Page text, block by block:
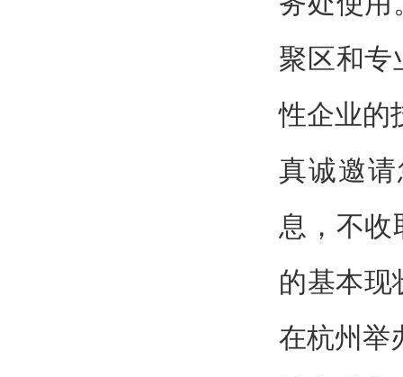
聚区和专
性企业的
真诚邀
息，不收
的基本现
在杭州举